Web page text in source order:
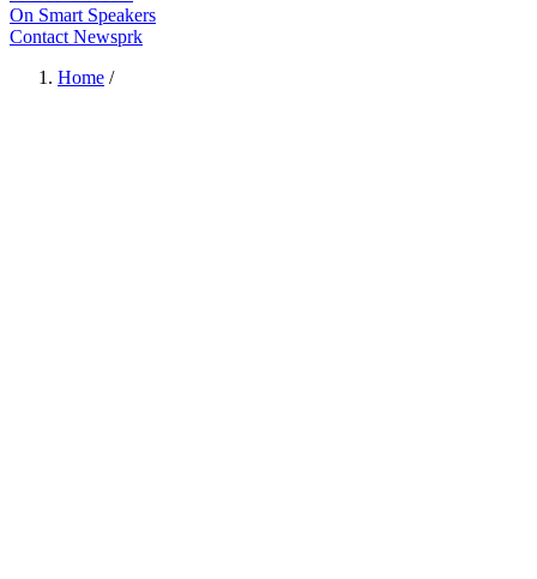
On Smart Speakers
Contact Newsprk
Home /